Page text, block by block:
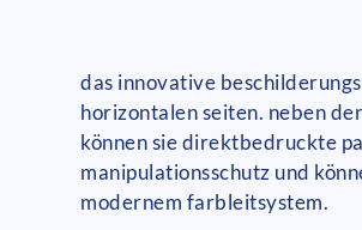
das innovative
horizontalen seiten. neben
können sie direktbedruckte
manipulationsschutz und
modernem farbleitsystem.